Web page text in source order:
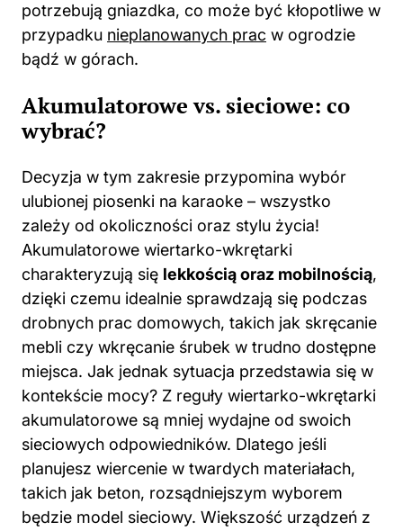
potrzebują gniazdka, co może być kłopotliwe w
przypadku nieplanowanych prac w ogrodzie
bądź w górach.
Akumulatorowe vs. sieciowe: co
wybrać?
Decyzja w tym zakresie przypomina wybór
ulubionej piosenki na karaoke – wszystko
zależy od okoliczności oraz stylu życia!
Akumulatorowe wiertarko-wkrętarki
charakteryzują się lekkością oraz mobilnością,
dzięki czemu idealnie sprawdzają się podczas
drobnych prac domowych, takich jak skręcanie
mebli czy wkręcanie śrubek w trudno dostępne
miejsca. Jak jednak sytuacja przedstawia się w
kontekście mocy? Z reguły wiertarko-wkrętarki
akumulatorowe są mniej wydajne od swoich
sieciowych odpowiedników. Dlatego jeśli
planujesz wiercenie w twardych materiałach,
takich jak beton, rozsądniejszym wyborem
będzie model sieciowy. Większość urządzeń z